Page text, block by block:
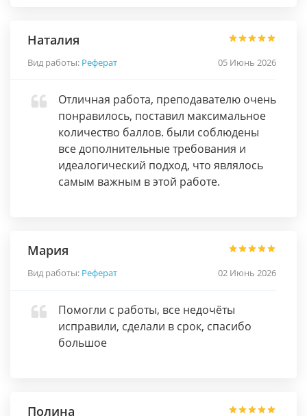
Наталия
Вид работы: Реферат 05 Июнь 2026
Отличная работа, преподавателю очень
понравилось, поставил максимальное
количество баллов. были соблюдены
все дополнительные требования и
идеалогический подход, что являлось
самым важным в этой работе.
Мария
Вид работы: Реферат 02 Июнь 2026
Помогли с работы, все недочёты
исправили, сделали в срок, спасибо
большое
Полина